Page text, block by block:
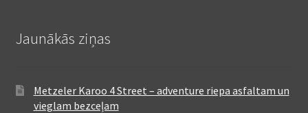
Jaunākās ziņas
Metzeler Karoo 4 Street – adventure riepa asfaltam un
vieglam bezceļam